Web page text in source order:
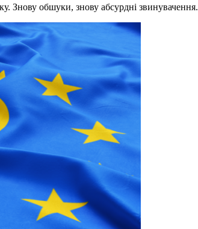
Знову обшуки, знову абсурдні звинувачення.